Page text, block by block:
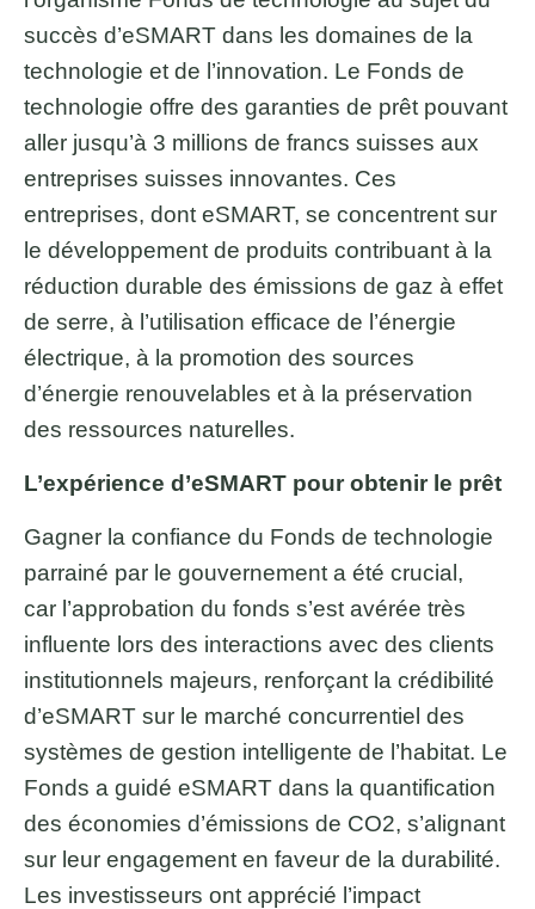
succès d’eSMART dans les domaines de la
technologie et de l’innovation. Le Fonds de
technologie offre des garanties de prêt pouvant
aller jusqu’à 3 millions de francs suisses aux
entreprises suisses innovantes. Ces
entreprises, dont eSMART, se concentrent sur
le développement de produits contribuant à la
réduction durable des émissions de gaz à effet
de serre, à l’utilisation efficace de l’énergie
électrique, à la promotion des sources
d’énergie renouvelables et à la préservation
des ressources naturelles.
L’expérience d’eSMART pour obtenir le prêt
Gagner la confiance du Fonds de technologie
parrainé par le gouvernement a été crucial,
car l’approbation du fonds s’est avérée très
influente lors des interactions avec des clients
institutionnels majeurs, renforçant la crédibilité
d’eSMART sur le marché concurrentiel des
systèmes de gestion intelligente de l’habitat. Le
Fonds a guidé eSMART dans la quantification
des économies d’émissions de CO2, s’alignant
sur leur engagement en faveur de la durabilité.
Les investisseurs ont apprécié l’impact